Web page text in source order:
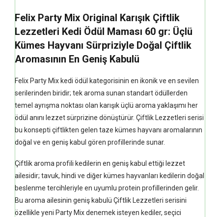
Felix Party Mix Original Karışık Çiftlik
Lezzetleri Kedi Ödül Maması 60 gr: Üçlü
Kümes Hayvanı Sürpriziyle Doğal Çiftlik
Aromasının En Geniş Kabulü
Felix Party Mix kedi ödül kategorisinin en ikonik ve en sevilen
serilerinden biridir; tek aroma sunan standart ödüllerden
temel ayrışma noktası olan karışık üçlü aroma yaklaşımı her
ödül anını lezzet sürprizine dönüştürür. Çiftlik Lezzetleri serisi
bu konsepti çiftlikten gelen taze kümes hayvanı aromalarının
doğal ve en geniş kabul gören profillerinde sunar.
Çiftlik aroma profili kedilerin en geniş kabul ettiği lezzet
ailesidir; tavuk, hindi ve diğer kümes hayvanları kedilerin doğal
beslenme tercihleriyle en uyumlu protein profillerinden gelir.
Bu aroma ailesinin geniş kabulü Çiftlik Lezzetleri serisini
özellikle yeni Party Mix denemek isteyen kediler, seçici